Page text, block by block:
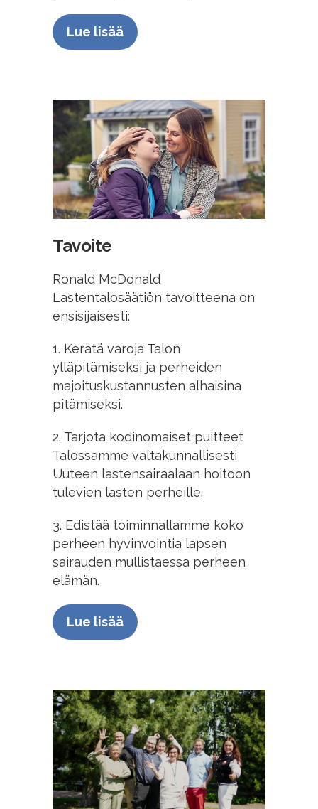
Lue lisää
Tavoite
Ronald McDonald
Lastentalosäätiön tavoitteena on
ensisijaisesti:
1. Kerätä varoja Talon
ylläpitämiseksi ja perheiden
majoituskustannusten alhaisina
pitämiseksi.
2. Tarjota kodinomaiset puitteet
Talossamme valtakunnallisesti
Uuteen lastensairaalaan hoitoon
tulevien lasten perheille.
3. Edistää toiminnallamme koko
perheen hyvinvointia lapsen
sairauden mullistaessa perheen
elämän.
Lue lisää